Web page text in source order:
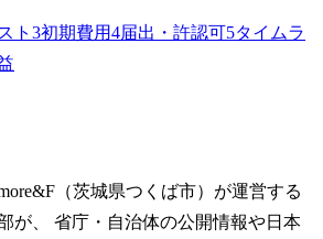
ト 3初期費用4届出・許認可5タイムラ
（茨城県つくば市）が運営する
が、 省庁・自治体の公開情報や日本